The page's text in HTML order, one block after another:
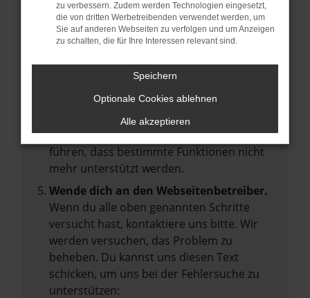
Starte dein Gerät neu.
Das kann manchmal helfen,
vorübergehende Probleme zu beheben.
Stelle sicher, dass dein Browser und dein
Betriebssystem auf dem neuesten Stand
Veraltete Software birgt nicht nur ein
Sicherheitsrisiko, sondern kann auch dazu
führen, dass bestimmte Funktionen nicht
mehr unterstützt werden.
Wende dich an den Webseitenbetreiber.
Wenn du alle oben genannten Schritte
versucht hast, kontaktiere uns bitte. Wir
werden versuchen, das Problem zu
beheben. Du kannst uns diesen Text
schicken, um uns bei der Fehlersuche zu
unterstützen:
zu verbessern. Zudem werden Technologien eingesetzt,
die von dritten Werbetreibenden verwendet werden, um
Sie auf anderen Webseiten zu verfolgen und um Anzeigen
zu schalten, die für Ihre Interessen relevant sind.
Speichern
Optionale Cookies ablehnen
Alle akzeptieren